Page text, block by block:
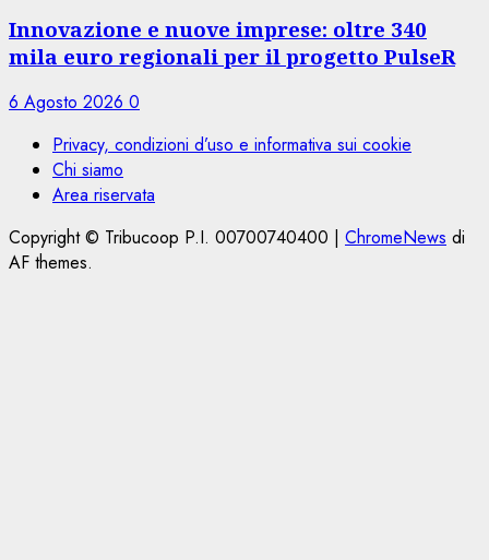
Innovazione e nuove imprese: oltre 340
mila euro regionali per il progetto PulseR
6 Agosto 2026 0
Privacy, condizioni d’uso e informativa sui cookie
Chi siamo
Area riservata
Copyright © Tribucoop P.I. 00700740400 | ChromeNews di
AF themes.